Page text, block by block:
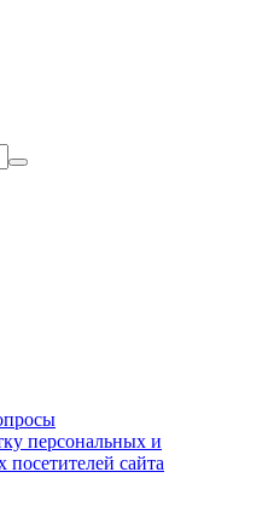
персональных и
сайта